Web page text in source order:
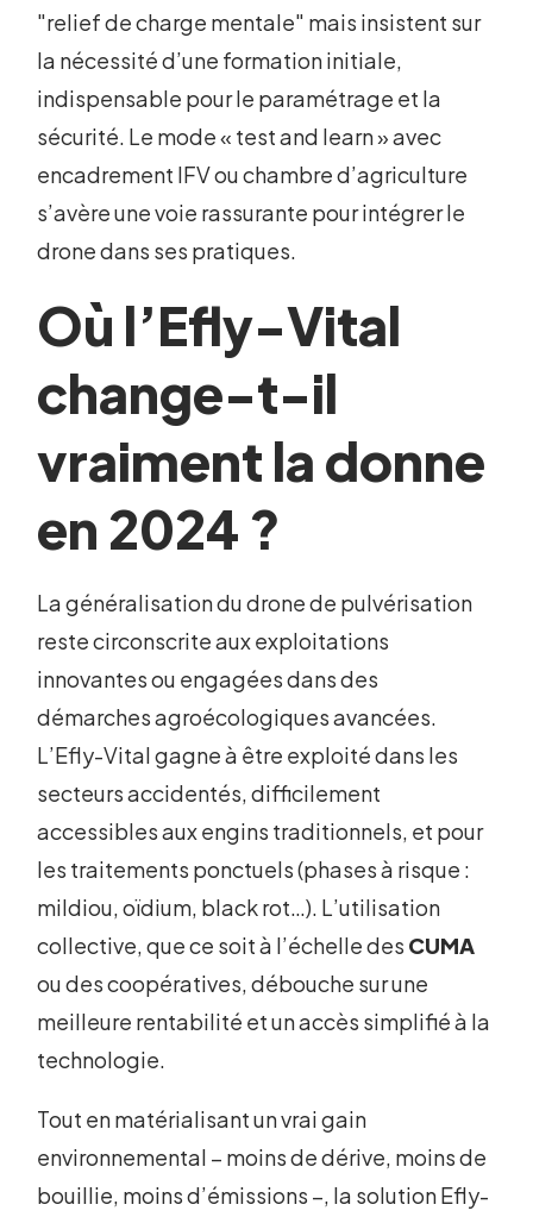
"relief de charge mentale" mais insistent sur
la nécessité d’une formation initiale,
indispensable pour le paramétrage et la
sécurité. Le mode « test and learn » avec
encadrement IFV ou chambre d’agriculture
s’avère une voie rassurante pour intégrer le
drone dans ses pratiques.
Où l’Efly-Vital
change-t-il
vraiment la donne
en 2024 ?
La généralisation du drone de pulvérisation
reste circonscrite aux exploitations
innovantes ou engagées dans des
démarches agroécologiques avancées.
L’Efly-Vital gagne à être exploité dans les
secteurs accidentés, difficilement
accessibles aux engins traditionnels, et pour
les traitements ponctuels (phases à risque :
mildiou, oïdium, black rot…). L’utilisation
collective, que ce soit à l’échelle des CUMA
ou des coopératives, débouche sur une
meilleure rentabilité et un accès simplifié à la
technologie.
Tout en matérialisant un vrai gain
environnemental – moins de dérive, moins de
bouillie, moins d’émissions –, la solution Efly-